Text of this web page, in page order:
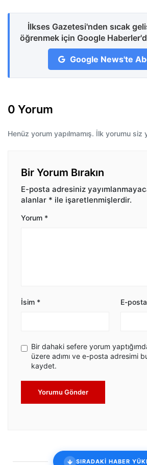
İlkses Gazetesi'nden sıcak
öğrenmek için Google
Google News'te
0 Yorum
Henüz yorum yapılmamış. İlk yorumu siz
Bir Yorum Bırakın
E-posta adresiniz
alanlar * ile işaretlenmişlerdir.
Yorum *
İsim * E-posta
Bir dahaki sefere yorum
üzere adımı ve e-posta adresimi
kaydet.
Yorumu Gönder
SIRADAKİ HABER